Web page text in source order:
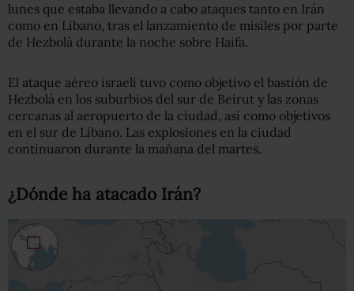
lunes que estaba llevando a cabo ataques tanto en Irán
como en Líbano, tras el lanzamiento de misiles por parte
de Hezbolá durante la noche sobre Haifa.
El ataque aéreo israelí tuvo como objetivo el bastión de
Hezbolá en los suburbios del sur de Beirut y las zonas
cercanas al aeropuerto de la ciudad, así como objetivos
en el sur de Líbano. Las explosiones en la ciudad
continuaron durante la mañana del martes.
¿Dónde ha atacado Irán?